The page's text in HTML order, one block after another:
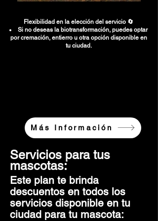
Flexibilidad en la elección del servicio 🔄
Si no deseas la biotransformación, puedes optar
por cremación, entierro u otra opción disponible en
tu ciudad.
Más Información
Servicios para tus
mascotas:
Este plan te brinda
descuentos en todos los
servicios disponible en tu
ciudad para tu mascota: